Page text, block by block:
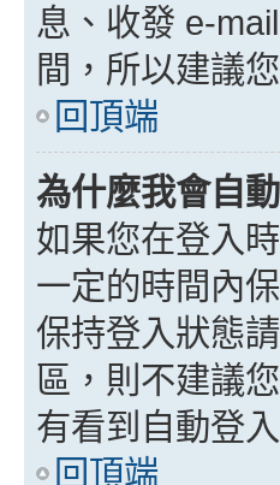
息、收發 e-
間，所以建議
回頂端
為什麼我會自
如果您在登入
一定的時間內
保持登入狀態
區，則不建議
有看到自動登
回頂端